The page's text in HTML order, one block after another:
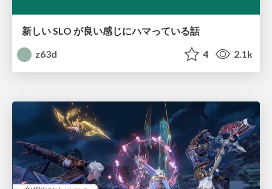
新しい SLO が良い感じにハマっている話
z63d
4 2.1k